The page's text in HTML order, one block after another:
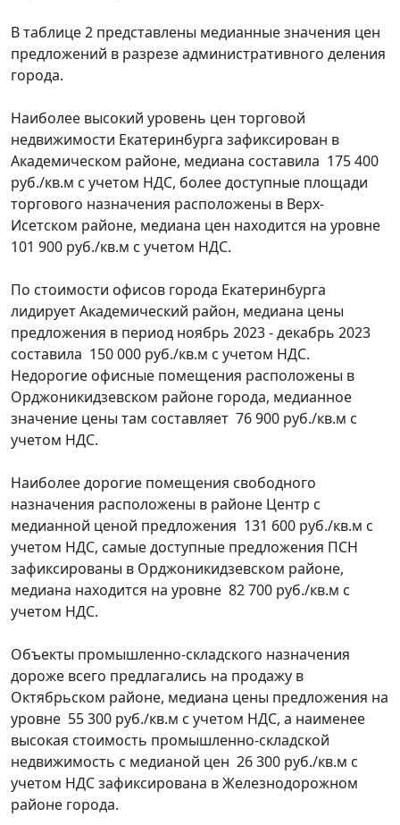
В таблице 2 представлены медианные значения цен
предложений в разрезе административного деления
города.
Наиболее высокий уровень цен торговой
недвижимости Екатеринбурга зафиксирован в
Академическом районе, медиана составила 175 400
руб./кв.м с учетом НДС, более доступные площади
торгового назначения расположены в Верх-
Исетском районе, медиана цен находится на уровне
101 900 руб./кв.м с учетом НДС.
По стоимости офисов города Екатеринбурга
лидирует Академический район, медиана цены
предложения в период ноябрь 2023 - декабрь 2023
составила 150 000 руб./кв.м с учетом НДС.
Недорогие офисные помещения расположены в
Орджоникидзевском районе города, медианное
значение цены там составляет 76 900 руб./кв.м с
учетом НДС.
Наиболее дорогие помещения свободного
назначения расположены в районе Центр с
медианной ценой предложения 131 600 руб./кв.м с
учетом НДС, самые доступные предложения ПСН
зафиксированы в Орджоникидзевском районе,
медиана находится на уровне 82 700 руб./кв.м с
учетом НДС.
Объекты промышленно-складского назначения
дороже всего предлагались на продажу в
Октябрьском районе, медиана цены предложения на
уровне 55 300 руб./кв.м с учетом НДС, а наименее
высокая стоимость промышленно-складской
недвижимость с медианой цен 26 300 руб./кв.м с
учетом НДС зафиксирована в Железнодорожном
районе города.